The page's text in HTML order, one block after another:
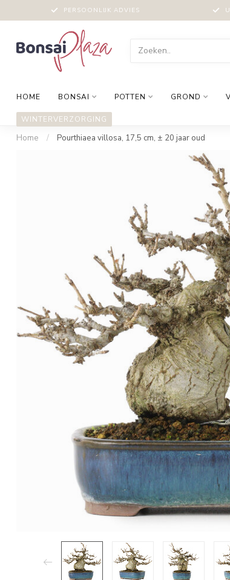
PERSOONLIJK ADVIES
HOME BONSAI POTTEN GROND
WINTERVERZORGING
Home / Pourthiaea villosa, 17,5 cm, ± 20 jaar oud